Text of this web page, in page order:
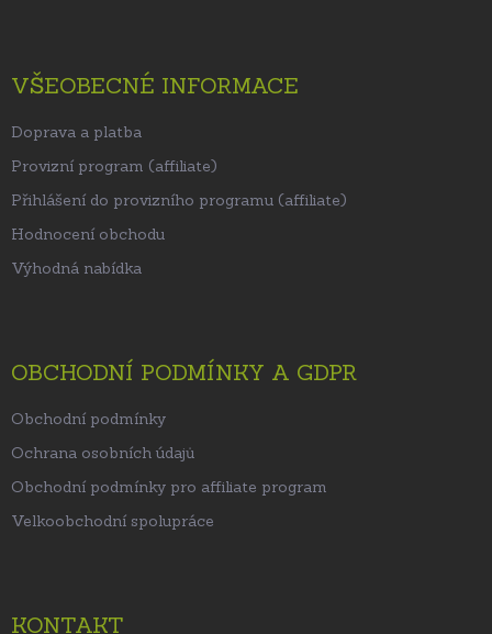
VŠEOBECNÉ INFORMACE
Doprava a platba
Provizní program (affiliate)
Přihlášení do provizního programu (affiliate)
Hodnocení obchodu
Výhodná nabídka
OBCHODNÍ PODMÍNKY A GDPR
Obchodní podmínky
Ochrana osobních údajů
Obchodní podmínky pro affiliate program
Velkoobchodní spolupráce
KONTAKT